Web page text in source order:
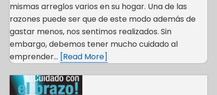
mismas arreglos varios en su hogar. Una de las
razones puede ser que de este modo además de
gastar menos, nos sentimos realizados. Sin
embargo, debemos tener mucho cuidado al
emprender… [Read More]